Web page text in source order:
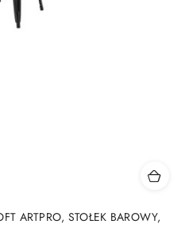
ARTPRO, STOŁEK BAROWY,